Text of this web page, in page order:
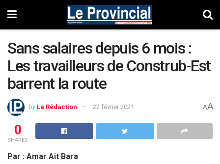
Sans salaires depuis 6 mois :
Les travailleurs de Construb-Est
barrent la route
by La Rédaction 22 février 2021 AA
0
SHARES
Par : Amar Ait Bara